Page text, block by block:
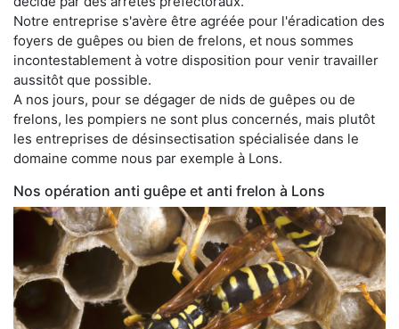
Notre entreprise s'avère être agréée pour l'éradication des
foyers de guêpes ou bien de frelons, et nous sommes
incontestablement à votre disposition pour venir travailler
aussitôt que possible.
A nos jours, pour se dégager de nids de guêpes ou de
frelons, les pompiers ne sont plus concernés, mais plutôt
les entreprises de désinsectisation spécialisée dans le
domaine comme nous par exemple à Lons.
Nos opération anti guêpe et anti frelon à Lons